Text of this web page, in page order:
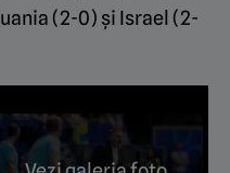
(2-0) și Israel (2-